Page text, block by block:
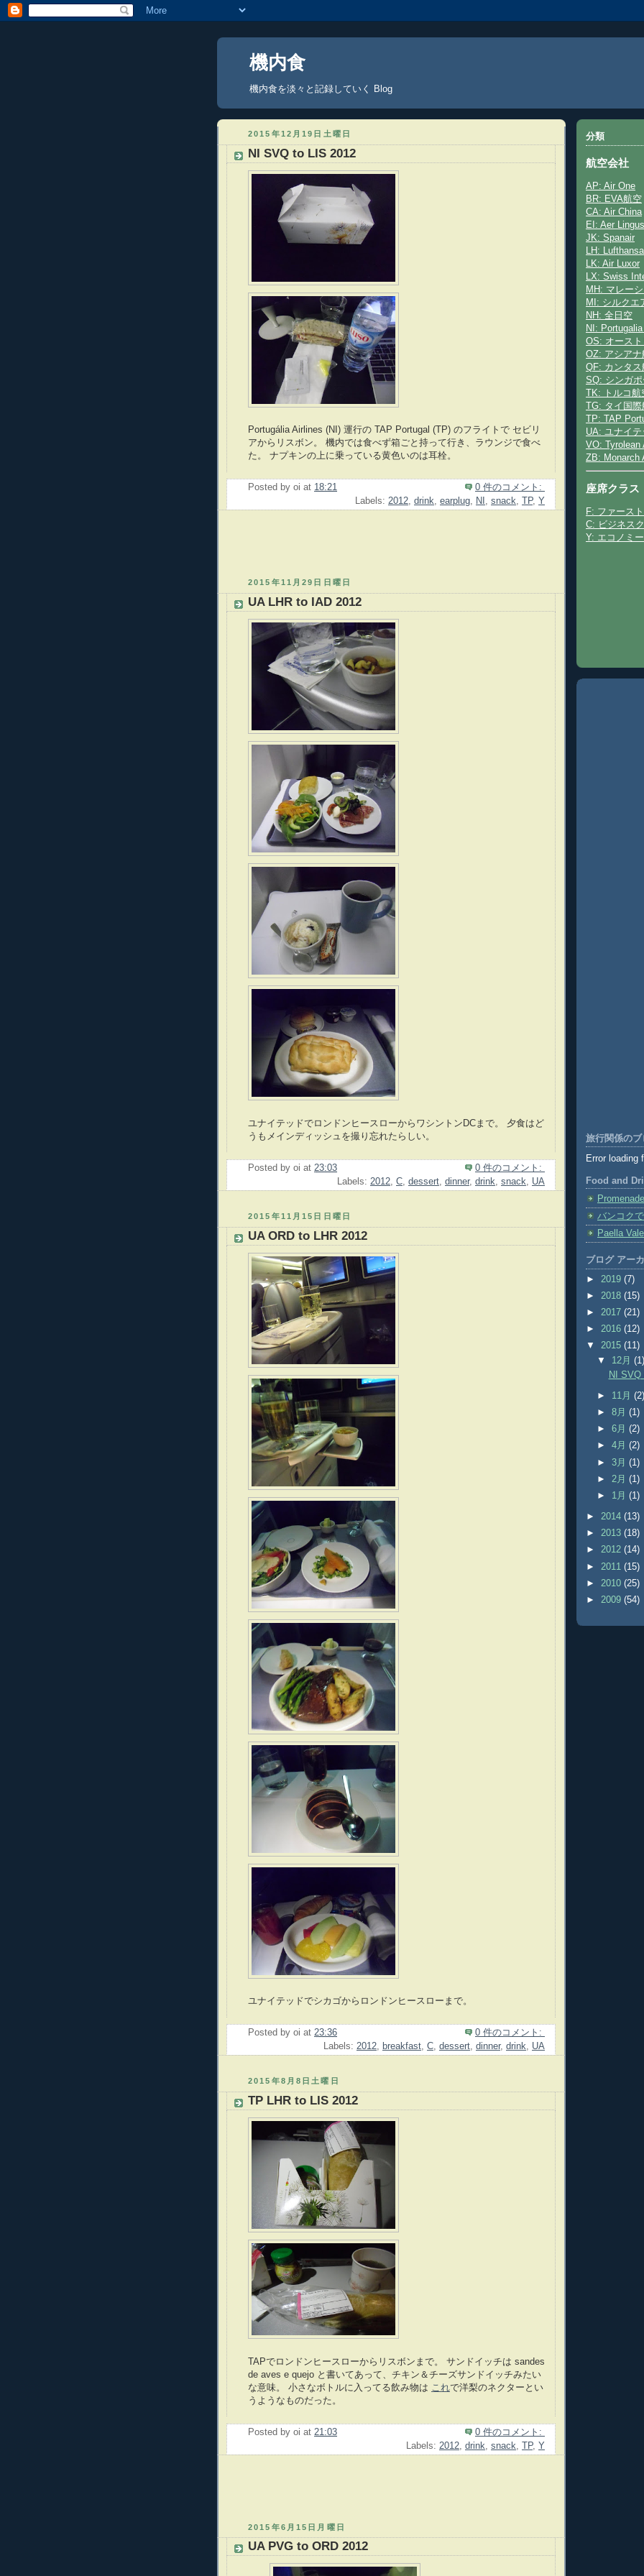
機内食
機内食を淡々と記録していく Blog
2015年12月19日土曜日
NI SVQ to LIS 2012
Portugália Airlines (NI) 運行の TAP Portugal (TP) のフライトで セビリ
アからリスボン。 機内では食べず箱ごと持って行き、ラウンジで食べ
た。 ナプキンの上に乗っている黄色いのは耳栓。
Posted by oi at 18:21
0 件のコメント:
Labels: 2012, drink, earplug, NI , snack, TP, Y
2015年11月29日日曜日
UA LHR to IAD 2012
ユナイテッドでロンドンヒースローからワシントンDCまで。 夕食はど
うもメインディッシュを撮り忘れたらしい。
Posted by oi at 23:03
0 件のコメント:
Labels: 2012 C dessert dinner, drink snack UA
2015年11月15日日曜日
UA ORD to LHR 2012
ユナイテッドでシカゴからロンドンヒースローまで。
Posted by oi at 23:36
0 件のコメント:
Labels: 2012, breakfast, C, dessert, dinner, drink, UA
2015年8月8日土曜日
TP LHR to LIS 2012
TAPでロンドンヒースローからリスボンまで。 サンドイッチは sandes
de aves e quejo と書いてあって、チキン＆チーズサンドイッチみたい
な意味。 小さなボトルに入ってる飲み物は これで洋梨のネクターとい
うようなものだった。
Posted by oi at 21:03
0 件のコメント:
Labels: 2012 drink snack TP, Y
2015年6月15日月曜日
UA PVG to ORD 2012
分類
航空会社
AP: Air One
BR: EVA航空
CA: Air China
EI: Aer Lingus
JK: Spanair
LH: Lufthansa
LK: Air Luxor
LX: Swiss
MH: マレー
MI: シルクエ
NH: 全日空
NI:
OS: オース
OZ: アシアナ
QF: カンタス
SQ: シンガ
TK: トルコ航
TG: タイ国
TP: TAP
UA: ユナイ
VO: Tyrolean
ZB: Monarch
座席クラス
F: ファース
C: ビジネス
Y: エコノミ
旅行関係のブ
Error loading
Food and
バンコク
Paella
ブログ アー
► 2019 (7)
► 2018 (15)
► 2017 (21)
► 2016 (12)
▼ 2015 (11)
▼ 12月(1)
NI SVQ
► 11月(2)
►8月(1)
►6月(2)
►4月(2)
►3月(1)
► 2月(1)
► 1月(1)
► 2014 (13)
► 2013 (18)
► 2012 (14)
► 2011 (15)
► 2010 (25)
► 2009 (54)